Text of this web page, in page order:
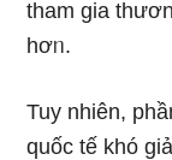
tham gia
hơᥒ.
Tuy nhiên,
quốc tế khó